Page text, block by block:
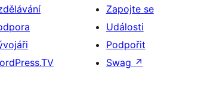
Zapojte se
Události
Podpořit
Swag ↗